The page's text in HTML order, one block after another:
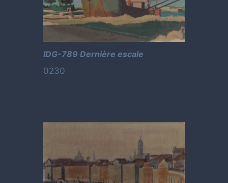
IDG-789 Dernière escale
0230